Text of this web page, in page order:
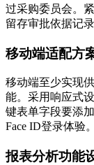
过采购委员会。
留存审批依据记录
移动端适配方
移动端至少实现
能。采用响应式
键表单字段要添
Face ID登录体验。
报表分析功能